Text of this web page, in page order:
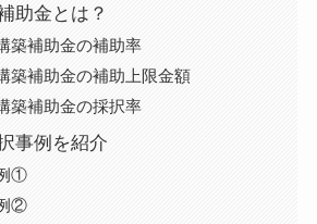
助金とは？
築補助金の補助率
築補助金の補助上限金額
築補助金の採択率
事例を紹介
①
②